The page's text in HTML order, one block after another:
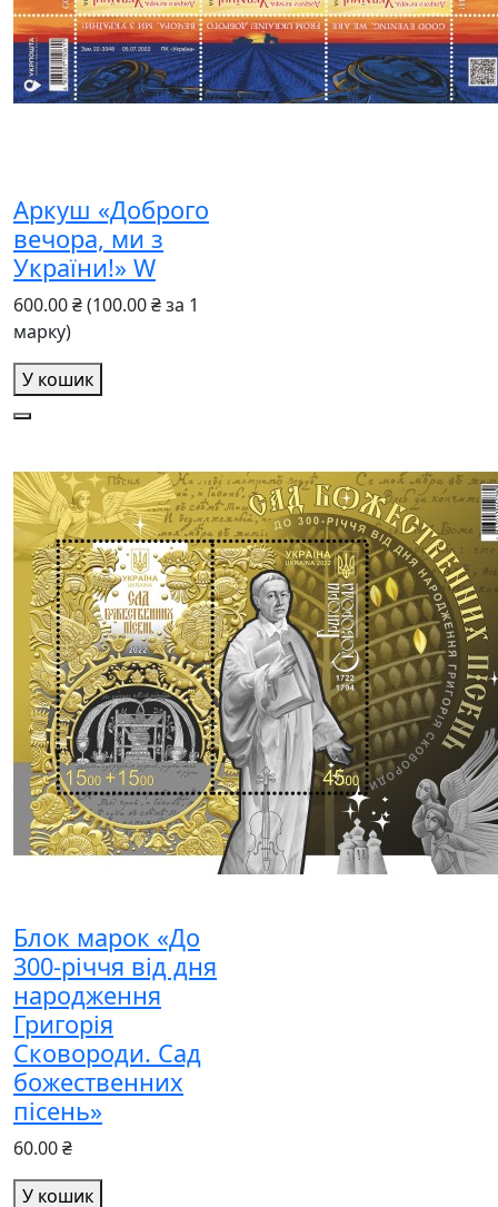
Аркуш «Доброго
вечора, ми з
України!» W
600.00 ₴(100.00 ₴ за 1
марку)
У кошик
Блок марок «До
300-річчя від дня
народження
Григорія
Сковороди. Сад
божественних
пісень»
60.00 ₴
У кошик